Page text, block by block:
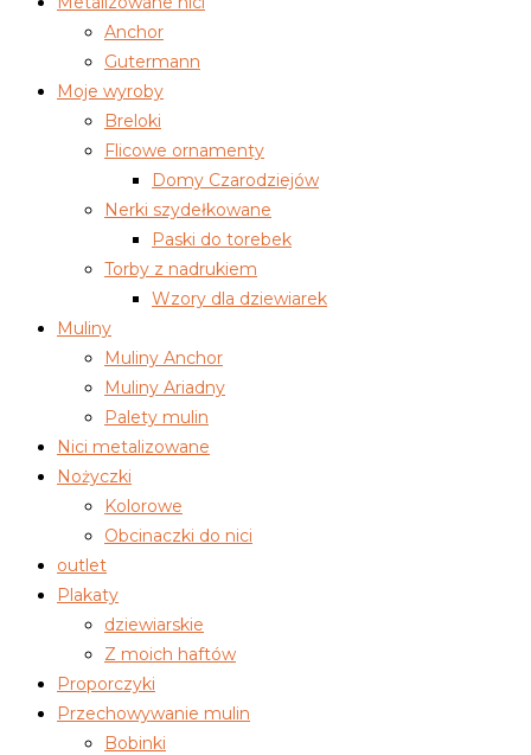
Anchor
Gutermann
Moje wyroby
Breloki
Flicowe ornamenty
Domy Czarodziejów
Nerki szydełkowane
Paski do torebek
Torby z nadrukiem
Wzory dla dziewiarek
Muliny
Muliny Anchor
Muliny Ariadny
Palety mulin
Nici metalizowane
Nożyczki
Kolorowe
Obcinaczki do nici
outlet
Plakaty
dziewiarskie
Z moich haftów
Proporczyki
Przechowywanie mulin
Bobinki